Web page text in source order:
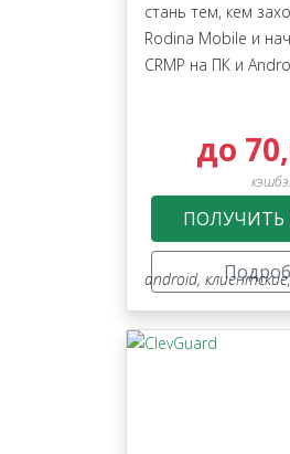
стань тем, кем
Rodina Mobile и
CRMP на ПК и
android, клиентские
до
ПОЛУЧИТЬ